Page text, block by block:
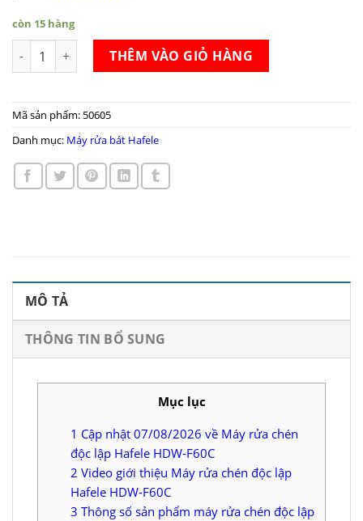
còn 15 hàng
Máy rửa chén độc lập Hafele HDW-F60C số lượng
THÊM VÀO GIỎ HÀNG
Mã sản phẩm: 50605
Danh mục: Máy rửa bát Hafele
MÔ TẢ
THÔNG TIN BỔ SUNG
Mục lục
1 Cập nhật 07/08/2026 về Máy rửa chén
độc lập Hafele HDW-F60C
2 Video giới thiệu Máy rửa chén độc lập
Hafele HDW-F60C
3 Thông số sản phẩm máy rửa chén độc lập